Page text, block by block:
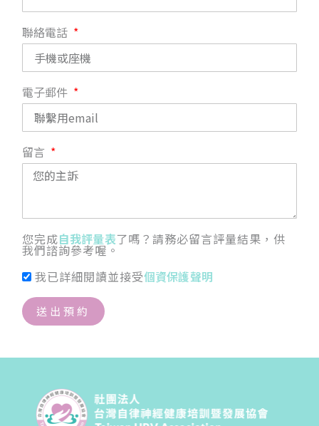
聯絡電話
電子郵件
留言
您完成自我評量表了嗎？請務必留言評量結果，供
我們諮詢參考喔。
我已詳細閱讀並接受個資保護聲明
送出預約